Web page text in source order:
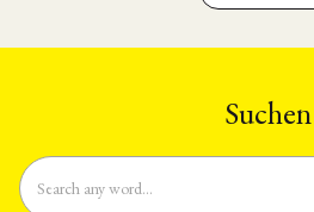
MITGLIEDERBEREICH KONTAKT
ENGLISH
Suchen